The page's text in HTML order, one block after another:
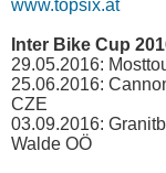
www.topsix.at
Inter Bike Cup
29.05.2016:
25.06.2016:
CZE
03.09.2016:
Walde OÖ